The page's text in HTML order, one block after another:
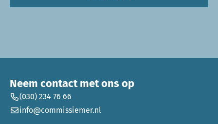
Neem contact met ons op
(030) 234 76 66
info@commissiemer.nl